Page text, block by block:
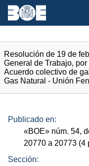
Resolución de 19 de
General de Trabajo,
Acuerdo colectivo de
Gas Natural - Unión
Publicado en:
«BOE» núm. 54,
20770 a 20773 (4
Sección: